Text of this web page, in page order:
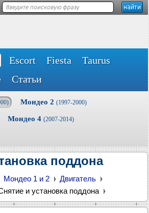
Escort Fiesta
Taurus
Статьи
Мондео 2 (1997-2000)
Мондео 4 (2007-2014)
поддона
Мондео 1 и 2
Двигатель
и установка поддона